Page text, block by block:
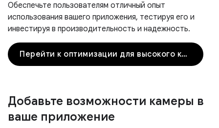
Обеспечьте пользователям отличный опыт
использования вашего приложения, тестируя его и
инвестируя в производительность и надежность.
Перейти к оптимизации для высокого качества
Добавьте возможности камеры в
ваше приложение